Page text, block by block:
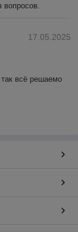
17.05.2025
всё решаемо